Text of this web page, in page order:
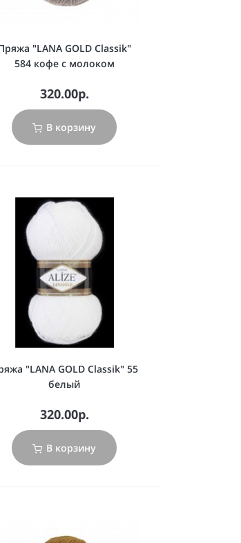
"LANA GOLD Classik"
584 кофе с молоком
320.00р.
В корзину
"LANA GOLD Classik" 55
белый
320.00р.
В корзину